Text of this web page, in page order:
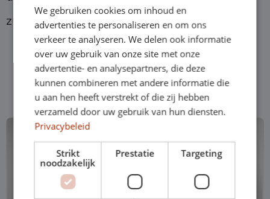
zum Kurzleasing bei Shortleaseland.
Am meisten ausgewählt
We gebruiken cookies om inhoud en
advertenties te personaliseren en om ons
verkeer te analyseren. We delen ook informatie
over uw gebruik van onze site met onze
advertentie- en analysepartners, die deze
kunnen combineren met andere informatie die
u aan hen heeft verstrekt of die zij hebben
verzameld door uw gebruik van hun diensten.
Privacybeleid
Strikt
noodzakelijk
Prestatie Targeting